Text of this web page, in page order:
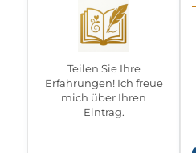
Teilen Sie Ihre
Erfahrungen! Ich freue
mich über Ihren
Eintrag.